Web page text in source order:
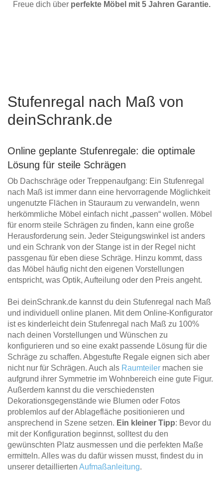
Freue dich über perfekte Möbel mit 5 Jahren Garantie.
Stufenregal nach Maß von
deinSchrank.de
Online geplante Stufenregale: die optimale
Lösung für steile Schrägen
Ob Dachschräge oder Treppenaufgang: Ein Stufenregal
nach Maß ist immer dann eine hervorragende Möglichkeit
ungenutzte Flächen in Stauraum zu verwandeln, wenn
herkömmliche Möbel einfach nicht „passen“ wollen. Möbel
für enorm steile Schrägen zu finden, kann eine große
Herausforderung sein. Jeder Steigungswinkel ist anders
und ein Schrank von der Stange ist in der Regel nicht
passgenau für eben diese Schräge. Hinzu kommt, dass
das Möbel häufig nicht den eigenen Vorstellungen
entspricht, was Optik, Aufteilung oder den Preis angeht.
Bei deinSchrank.de kannst du dein Stufenregal nach Maß
und individuell online planen. Mit dem Online-Konfigurator
ist es kinderleicht dein Stufenregal nach Maß zu 100%
nach deinen Vorstellungen und Wünschen zu
konfigurieren und so eine exakt passende Lösung für die
Schräge zu schaffen. Abgestufte Regale eignen sich aber
nicht nur für Schrägen. Auch als Raumteiler machen sie
aufgrund ihrer Symmetrie im Wohnbereich eine gute Figur.
Außerdem kannst du die verschiedensten
Dekorationsgegenstände wie Blumen oder Fotos
problemlos auf der Ablagefläche positionieren und
ansprechend in Szene setzen. Ein kleiner Tipp: Bevor du
mit der Konfiguration beginnst, solltest du den
gewünschten Platz ausmessen und die perfekten Maße
ermitteln. Alles was du dafür wissen musst, findest du in
unserer detaillierten Aufmaßanleitung.